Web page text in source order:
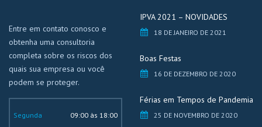
Entre em contato conosco e
obtenha uma consultoria
completa sobre os riscos dos
quais sua empresa ou você
podem se proteger.
Segunda
09:00 às 18:00
IPVA 2021 – NOVIDADES
18 DE JANEIRO DE 2021
Boas Festas
16 DE DEZEMBRO DE 2020
Férias em Tempos de Pandemia
25 DE NOVEMBRO DE 2020